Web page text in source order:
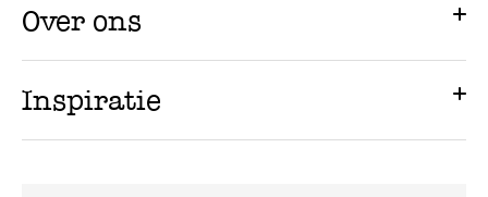
Over ons
Inspiratie